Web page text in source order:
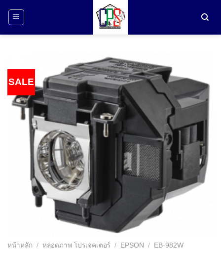
SALE
หน้าหลัก / หลอดภาพ โปรเจคเตอร์ / EPSON / EB-982W